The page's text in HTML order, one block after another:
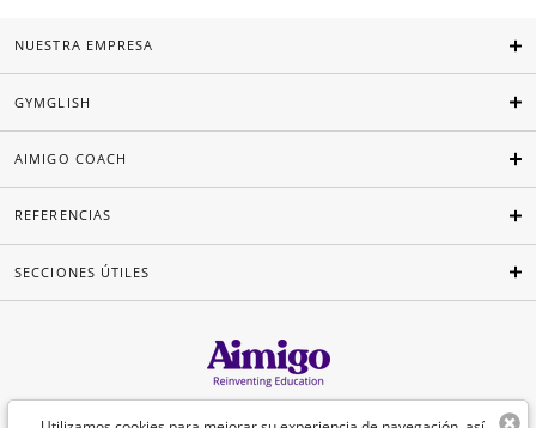
NUESTRA EMPRESA
GYMGLISH
AIMIGO COACH
REFERENCIAS
SECCIONES ÚTILES